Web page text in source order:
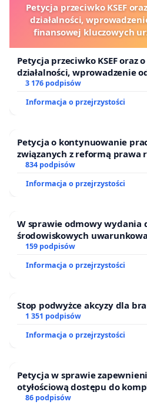
Petycja przeciwko KSEF
działalności,
finansowej kluczowych
Petycja przeciwko KSEF oraz
działalności, wprowadzenie
finansowej kluczowych
3 176 podpisów
Informacja o przejrzystości
Petycja o kontynuowanie
związanych z reformą prawa
834 podpisów
Informacja o przejrzystości
W sprawie odmowy wydania
środowiskowych
zakładu wytwarzania
Puszczy Knyszyńskiej
159 podpisów
Informacja o przejrzystości
Stop podwyżce akcyzy dla
1 351 podpisów
Informacja o przejrzystości
Petycja w sprawie
otyłościową dostępu do
oraz programów
86 podpisów